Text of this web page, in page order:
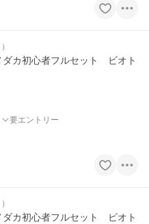
ダカ初心者フルセット ビオト
要エントリー
ダカ初心者フルセット ビオト